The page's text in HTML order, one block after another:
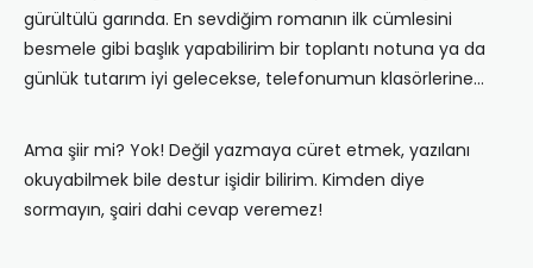
gürültülü garında. En sevdiğim romanın ilk cümlesini
besmele gibi başlık yapabilirim bir toplantı notuna ya da
günlük tutarım iyi gelecekse, telefonumun klasörlerine…
Ama şiir mi? Yok! Değil yazmaya cüret etmek, yazılanı
okuyabilmek bile destur işidir bilirim. Kimden diye
sormayın, şairi dahi cevap veremez!